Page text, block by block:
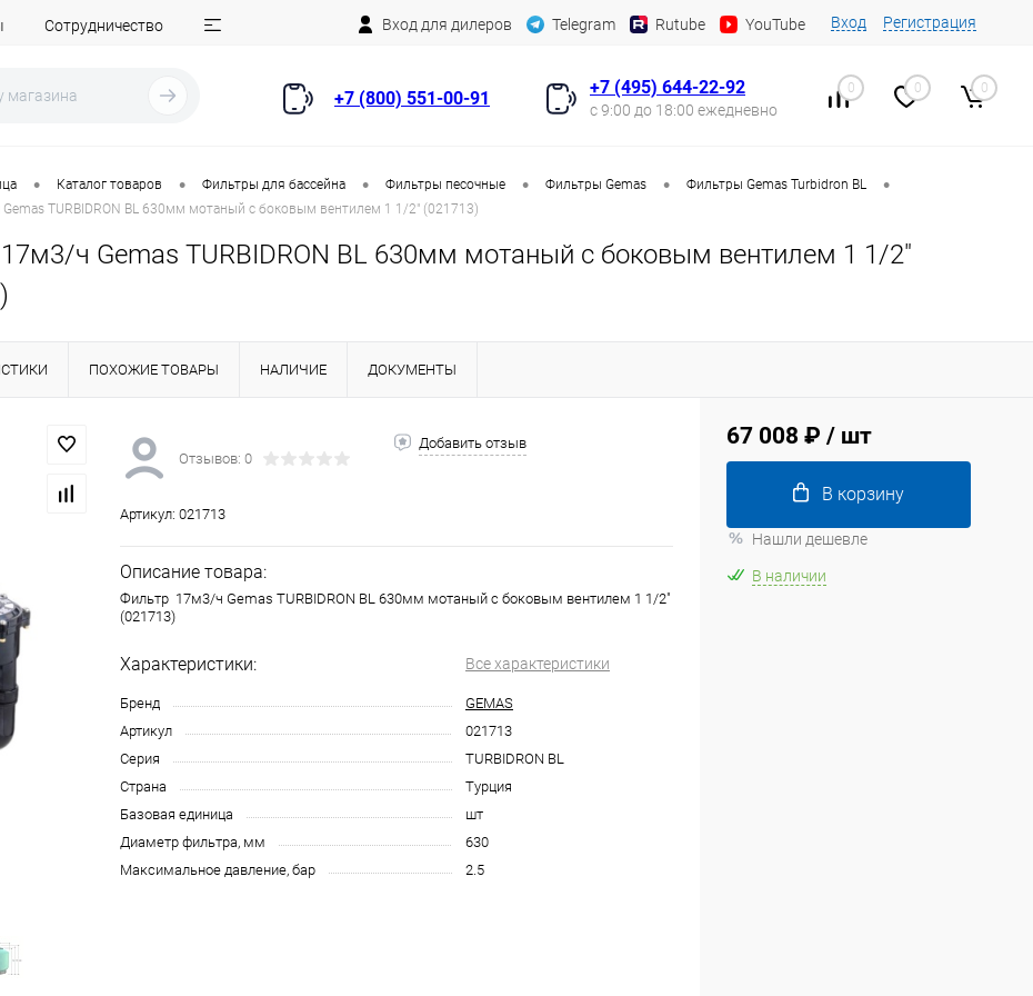
Сотрудничество Вход для дилеров Telegram Rutube YouTube Вход Регистрация
+7 (800) 551-00-91
+7 (495) 644-22-92
с 9:00 до 18:00 ежедневно
0 0 0
• Каталог товаров • Фильтры для бассейна • Фильтры песочные • Фильтры Gemas • Фильтры Gemas Turbidron BL •
TURBIDRON BL 630мм мотаный с боковым вентилем 1 1/2" (021713)
ч Gemas TURBIDRON BL 630мм мотаный с боковым вентилем 1 1/2"
ПОХОЖИЕ ТОВАРЫ НАЛИЧИЕ ДОКУМЕНТЫ
Отзывов: 0
Добавить отзыв
Артикул: 021713
Описание товара:
Фильтр 17м3/ч Gemas TURBIDRON BL 630мм мотаный с боковым вентилем 1 1/2"
(021713)
Характеристики: Все характеристики
Бренд
GEMAS
Артикул
021713
Серия
TURBIDRON BL
Страна
Турция
Базовая единица
шт
Диаметр фильтра, мм
630
Максимальное давление, бар
2.5
67 008 ₽ / шт
В корзину
Нашли дешевле
В наличии